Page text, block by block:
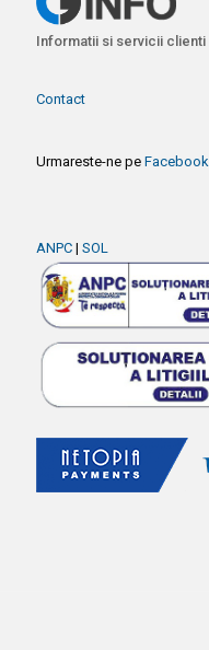
Informatii si servicii clienti
Contact
Urmareste-ne pe Facebook
ANPC | SOL